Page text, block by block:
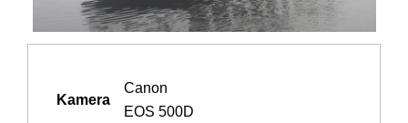
Kamera
Canon
EOS 500D